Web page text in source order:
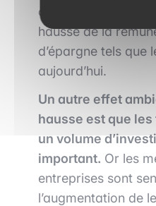
ce phénomène
hausse de la
d’épargne tels que
aujourd’hui.
Un autre effet
hausse estque les
un volume
important. Or les
entreprises sont
l’augmentation de